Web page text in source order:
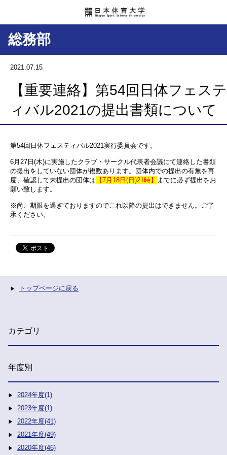
総務部
2021.07.15
【重要連絡】第54回日体フェステ
ィバル2021の提出書類について
第54回日体フェスティバル2021実行委員会です。
6月27日(木)に実施したクラブ・サークル代表者会議にて連絡した書類
の提出をしていない団体が複数あります。団体内での提出の有無を再
度、確認して未提出の団体は 【7月18日(日)21時】
までに必ず提出をお
願い致します。
※尚、期限を過ぎておりますのでこれ以降の提出はできません。ご了
承ください。
トップページに戻る
カテゴリ
年度別
2024年度(1)
2023年度(1)
2022年度(41)
2021年度(49)
2020年度(46)